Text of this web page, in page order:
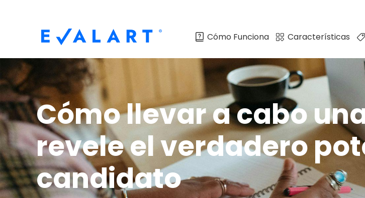
Cómo Funciona Características
Cómo llevar a cabo
revele el verdadero
candidato